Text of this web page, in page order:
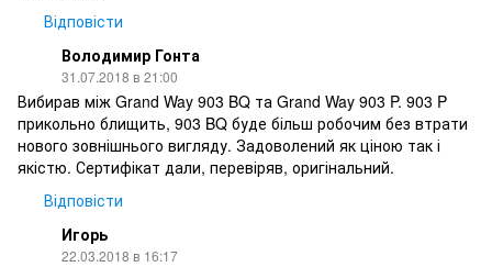
Відповісти
Володимир Гонта
31.07.2018 в 21:00
Вибирав між Grand Way 903 BQ та Grand Way 903 P. 903 P
прикольно блищить, 903 BQ буде більш робочим без втрати
нового зовнішнього вигляду. Задоволений як ціною так і
якістю. Сертифікат дали, перевіряв, оригінальний.
Відповісти
Игорь
22.03.2018 в 16:17